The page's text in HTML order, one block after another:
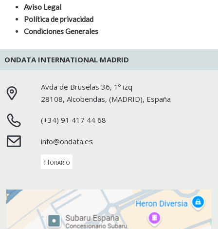
Aviso Legal
Política de privacidad
Condiciones Generales
ONDATA INTERNATIONAL MADRID
Avda de Bruselas 36, 1º izq
28108,Alcobendas, (MADRID), España
(+34) 91 417 44 68
info@ondata.es
Horario